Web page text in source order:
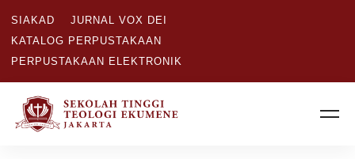
SIAKAD
JURNAL VOX DEI
KATALOG PERPUSTAKAAN
PERPUSTAKAAN ELEKTRONIK